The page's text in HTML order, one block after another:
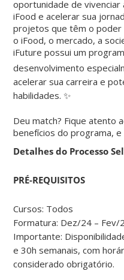
oportunidade de vivenciar
iFood e acelerar sua
projetos que têm o
o iFood, o mercado, a
iFuture possui um
desenvolvimento
acelerar sua carreira e
habilidades. ✨
Deu match? Fique atento
benefícios do programa, e
Detalhes do Processo
PRÉ-REQUISITOS
Cursos: Todos
Formatura: Dez/24 – Fev/
Importante:
e 30h semanais, com
considerado obrigatório.